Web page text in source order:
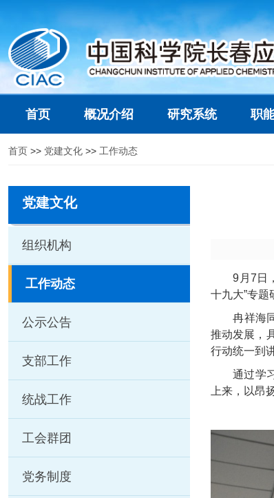
首页 概况介绍 研究系统 职
首页 >> 党建文化 >> 工作动态
党建文化
组织机构
工作动态
公示公告
支部工作
统战工作
工会群团
党务制度
9 月 7 日
十九大”专题
冉祥海
推动发展，
行动统一到
通过学
上来，以昂